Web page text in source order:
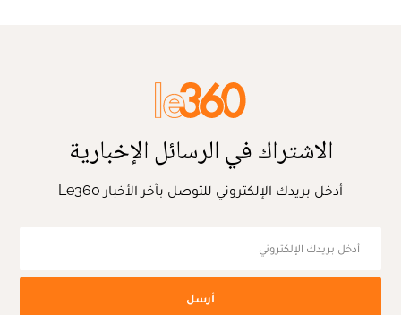
الاشتراك في الرسائل الإخبارية
أدخل بريدك الإلكتروني للتوصل بآخر الأخبار Le360
أرسل